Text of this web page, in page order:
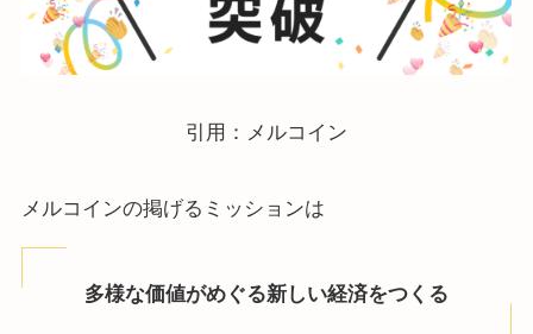
引用：メルコイン
メルコインの掲げるミッションは
多様な価値がめぐる新しい経済をつくる